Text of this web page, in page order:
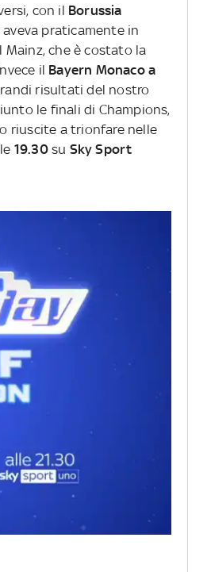
con il Borussia
aveva praticamente in
Mainz, che è costato la
il Bayern Monaco a
risultati del nostro
le finali di Champions,
riuscite a trionfare nelle
19.30su Sky Sport